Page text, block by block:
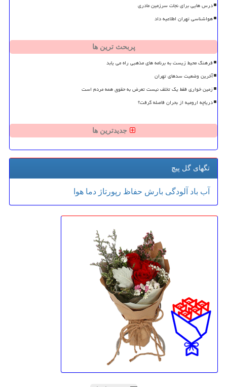
درس هایی برای نجات سرزمین مادری
هواشناسی تهران اطلاعیه داد
پربحث ترین ها
فرهنگ محیط زیست به برنامه های مذهبی راه می یابد
آخرین وضعیت سدهای تهران
زمین خواری فقط یک تخلف نیست تعرض به حقوق همه مردم است
دریاچه ارومیه از بحران فاصله گرفت؟
جدیدترین ها
تگهای گل پیچ
آب باد آلودگی بارش حفاظ رپورتاژ دما هوا